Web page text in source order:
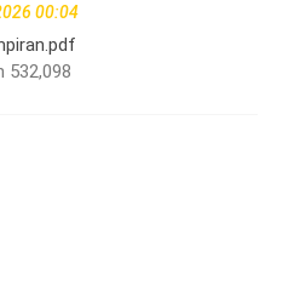
00:04
532,098